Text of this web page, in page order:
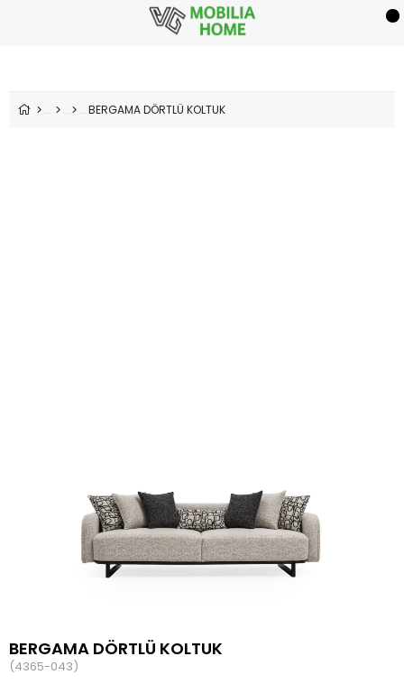
BERGAMA DÖRTLÜ KOLTUK
BERGAMA DÖRTLÜ KOLTUK
(4365-043)